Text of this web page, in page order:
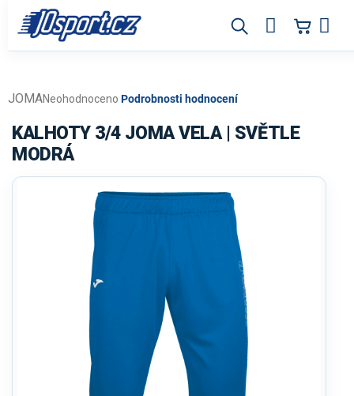
obsah
Průměrné
produktu
je
0,0
Neohodnoceno Podrobnosti hodnocení
JOMA
KALHOTY 3/4 JOMA VELA | SVĚTLE
MODRÁ